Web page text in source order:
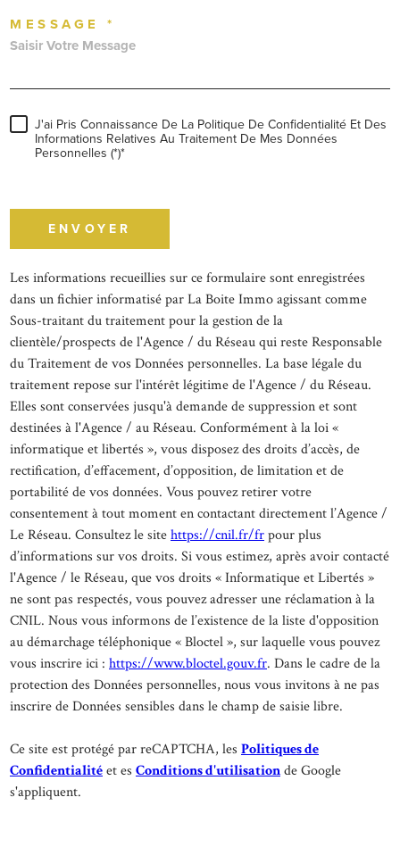
MESSAGE *
J'ai Pris Connaissance De La Politique De Confidentialité Et Des
Informations Relatives Au Traitement De Mes Données
Personnelles (*)*
ENVOYER
Les informations recueillies sur ce formulaire sont enregistrées
dans un fichier informatisé par La Boite Immo agissant comme
Sous-traitant du traitement pour la gestion de la
clientèle/prospects de l'Agence / du Réseau qui reste Responsable
du Traitement de vos Données personnelles. La base légale du
traitement repose sur l'intérêt légitime de l'Agence / du Réseau.
Elles sont conservées jusqu'à demande de suppression et sont
destinées à l'Agence / au Réseau. Conformément à la loi «
informatique et libertés », vous disposez des droits d’accès, de
rectification, d’effacement, d’opposition, de limitation et de
portabilité de vos données. Vous pouvez retirer votre
consentement à tout moment en contactant directement l’Agence /
Le Réseau. Consultez le sitehttps://cnil.fr/frpour plus
d’informations sur vos droits. Si vous estimez, après avoir contacté
l'Agence / le Réseau, que vos droits « Informatique et Libertés »
ne sont pas respectés, vous pouvez adresser une réclamation à la
CNIL. Nous vous informons de l’existence de la liste d'opposition
au démarchage téléphonique « Bloctel », sur laquelle vous pouvez
vous inscrire ici : https://www.bloctel.gouv.fr. Dans le cadre de la
protection des Données personnelles, nous vous invitons à ne pas
inscrire de Données sensibles dans le champ de saisie libre.
Ce site est protégé par reCAPTCHA, les Politiques de
Confidentialitéet es Conditions d'utilisationde Google
s'appliquent.